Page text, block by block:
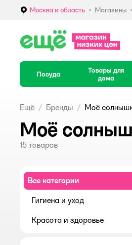
Выбор адреса доставки.
Москва и область Магазины
Посуда
Товары для
дома
Ещё Бренды Моё
Моё
15 товаров
Все категории
Гигиена и уход
Красота и здоровье